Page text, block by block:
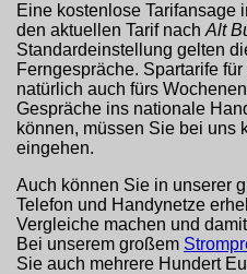
Eine kostenlose Tarifansage
den aktuellen Tarif nach Alt
Standardeinstellung gelten
Ferngespräche. Spartarife
natürlich auch fürs
Gespräche ins nationale
können, müssen Sie bei uns
eingehen.
Auch können Sie in unserer
Telefon und Handynetze
Vergleiche machen und
Bei unserem großem
Sie auch mehrere Hundert